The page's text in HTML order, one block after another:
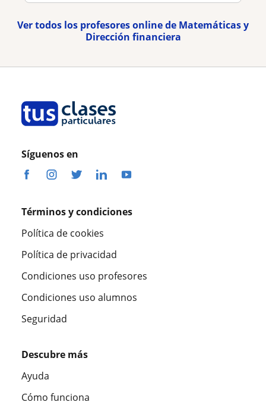
Ver todos los profesores online de Matemáticas y
Dirección financiera
Síguenos en
Términos y condiciones
Política de cookies
Política de privacidad
Condiciones uso profesores
Condiciones uso alumnos
Seguridad
Descubre más
Ayuda
Cómo funciona